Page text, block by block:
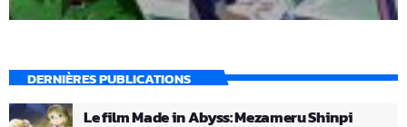
DERNIÈRES PUBLICATIONS
Le film Made in Abyss: Mezameru Shinpi